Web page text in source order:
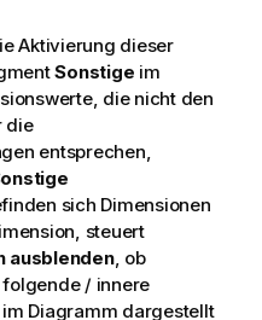
Aktivierung dieser
Sonstige im
die nicht den
die
entsprechen,
sich Dimensionen
steuert
ausblenden, ob
/ innere
Diagramm dargestellt